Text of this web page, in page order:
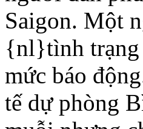
Saigon. Một
{nl}tình trạng
mức báo
tế dự phòng